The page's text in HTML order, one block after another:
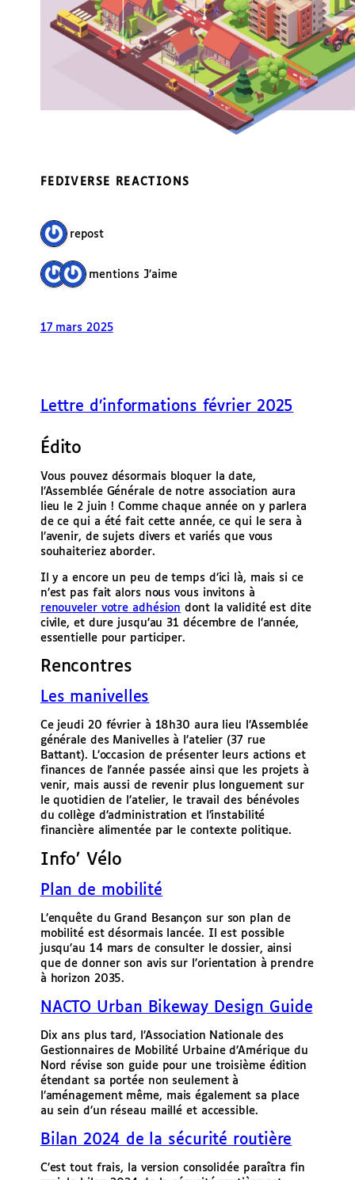
FEDIVERSE REACTIONS
1 repost
2 mentions J’aime
17 mars 2025
Lettre d’informations février 2025
Édito
Vous pouvez désormais bloquer la date,
l’Assemblée Générale de notre association aura
lieu le 2 juin ! Comme chaque année on y parlera
de ce qui a été fait cette année, ce qui le sera à
l’avenir, de sujets divers et variés que vous
souhaiteriez aborder.
Il y a encore un peu de temps d’ici là, mais si ce
n’est pas fait alors nous vous invitons à
renouveler votre adhésion dont la validité est dite
civile, et dure jusqu’au 31 décembre de l’année,
essentielle pour participer.
Rencontres
Les manivelles
Ce jeudi 20 février à 18h30 aura lieu l’Assemblée
générale des Manivelles à l’atelier (37 rue
Battant). L’occasion de présenter leurs actions et
finances de l’année passée ainsi que les projets à
venir, mais aussi de revenir plus longuement sur
le quotidien de l’atelier, le travail des bénévoles
du collège d’administration et l’instabilité
financière alimentée par le contexte politique.
Info’ Vélo
Plan de mobilité
L’enquête du Grand Besançon sur son plan de
mobilité est désormais lancée. Il est possible
jusqu’au 14 mars de consulter le dossier, ainsi
que de donner son avis sur l’orientation à prendre
à horizon 2035.
NACTO Urban Bikeway Design Guide
Dix ans plus tard, l’Association Nationale des
Gestionnaires de Mobilité Urbaine d’Amérique du
Nord révise son guide pour une troisième édition
étendant sa portée non seulement à
l’aménagement même, mais également sa place
au sein d’un réseau maillé et accessible.
Bilan 2024 de la sécurité routière
C’est tout frais, la version consolidée paraîtra fin